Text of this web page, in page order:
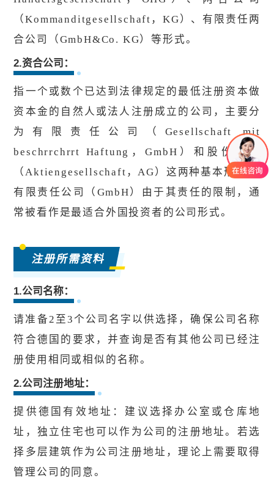
（Kommanditgesellschaft，KG）、有限责任两
合公司（GmbH&Co. KG）等形式。
2.资合公司：
指一个或数个已达到法律规定的最低注册资本做
资本金的自然人或法人注册成立的公司，主要分
为有限责任公司（Gesellschaft mit
beschrrchrrt Haftung，GmbH）和股份公司
（Aktiengesellschaft，AG）这两种基本形式。
有限责任公司（GmbH）由于其责任的限制，通
常被看作是最适合外国投资者的公司形式。
注册所需资料
1.公司名称：
请准备2至3个公司名字以供选择，确保公司名称
符合德国的要求，并查询是否有其他公司已经注
册使用相同或相似的名称。
2.公司注册地址：
提供德国有效地址：建议选择办公室或仓库地
址，独立住宅也可以作为公司的注册地址。若选
择多层建筑作为公司注册地址，理论上需要取得
管理公司的同意。